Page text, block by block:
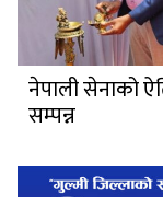
नेपाली सेनाको
सम्पन्न